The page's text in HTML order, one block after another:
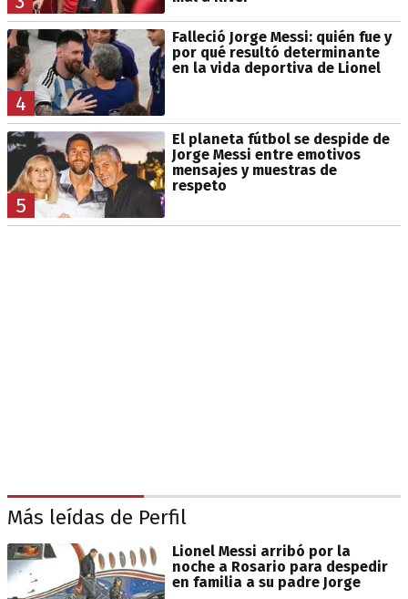
4
Falleció Jorge Messi: quién fue y
por qué resultó determinante
en la vida deportiva de Lionel
5
El planeta fútbol se despide de
Jorge Messi entre emotivos
mensajes y muestras de
respeto
Más leídas de Perfil
Lionel Messi arribó por la
noche a Rosario para despedir
en familia a su padre Jorge